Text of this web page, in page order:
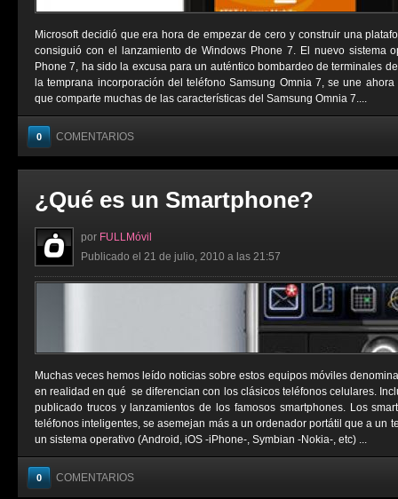
Microsoft decidió que era hora de empezar de cero y construir una
consiguió con el lanzamiento de Windows Phone 7. El nuevo sistema
Phone 7, ha sido la excusa para un auténtico bombardeo de terminales
la temprana incorporación del teléfono Samsung Omnia 7, se une
que comparte muchas de las características del Samsung Omnia 7....
0 COMENTARIOS
¿Qué es un Smartphone?
por FULLMóvil
Publicado el 21 de julio, 2010 a las 21:57
Muchas veces hemos leído noticias sobre estos equipos móviles
en realidad en qué se diferencian con los clásicos teléfonos celulares.
publicado trucos y lanzamientos de los famosos smartphones. Los
teléfonos inteligentes, se asemejan más a un ordenador portátil que a un
un sistema operativo (Android, iOS -iPhone-, Symbian -Nokia-, etc) ...
0 COMENTARIOS